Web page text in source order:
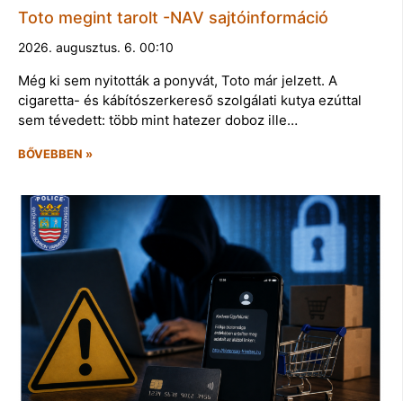
Toto megint tarolt -NAV sajtóinformáció
2026. augusztus. 6. 00:10
Még ki sem nyitották a ponyvát, Toto már jelzett. A
cigaretta- és kábítószerkereső szolgálati kutya ezúttal
sem tévedett: több mint hatezer doboz ille…
BŐVEBBEN »